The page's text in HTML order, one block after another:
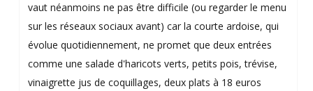
vaut néanmoins ne pas être difficile (ou regarder le menu
sur les réseaux sociaux avant) car la courte ardoise, qui
évolue quotidiennement, ne promet que deux entrées
comme une salade d'haricots verts, petits pois, trévise,
vinaigrette jus de coquillages, deux plats à 18 euros